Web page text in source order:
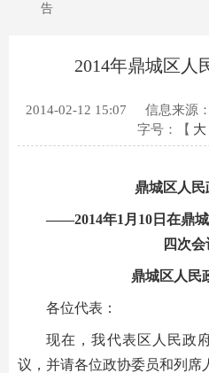
告
2014年鼎城区人
2014-02-12 15:07
信息来源
字号：【 大
鼎城区人
——2014年1月10日在鼎
四次会
鼎城区人民
各位代表：
现在，我代表区人民政
议，并请各位政协委员和列席